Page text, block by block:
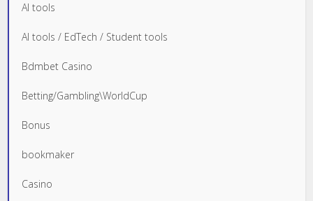
AI tools
AI tools / EdTech / Student tools
Bdmbet Casino
Betting/Gambling\WorldCup
Bonus
bookmaker
Casino